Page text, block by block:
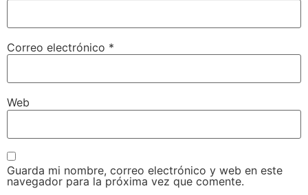
Correo electrónico *
Web
Guarda mi nombre, correo electrónico y web en este
navegador para la próxima vez que comente.